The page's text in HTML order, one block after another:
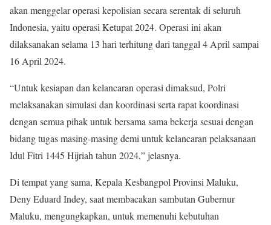
akan menggelar operasi kepolisian secara serentak di seluruh
Indonesia, yaitu operasi Ketupat 2024. Operasi ini akan
dilaksanakan selama 13 hari terhitung dari tanggal 4 April sampai
16 April 2024.
“Untuk kesiapan dan kelancaran operasi dimaksud, Polri
melaksanakan simulasi dan koordinasi serta rapat koordinasi
dengan semua pihak untuk bersama sama bekerja sesuai dengan
bidang tugas masing-masing demi untuk kelancaran pelaksanaan
Idul Fitri 1445 Hijriah tahun 2024,” jelasnya.
Di tempat yang sama, Kepala Kesbangpol Provinsi Maluku,
Deny Eduard Indey, saat membacakan sambutan Gubernur
Maluku, mengungkapkan, untuk memenuhi kebutuhan